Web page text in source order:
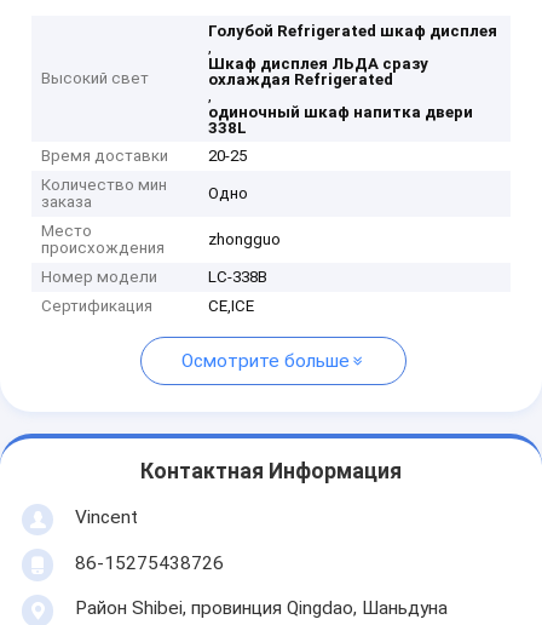
Высокий свет
Голубой Refrigerated шкаф дисплея
,
Шкаф дисплея ЛЬДА сразу
охлаждая Refrigerated
,
одиночный шкаф напитка двери
338L
Время доставки
20-25
Количество мин
заказа
Одно
Место
происхождения
zhongguo
Номер модели
LC-338B
Сертификация
CE,ICE
Осмотрите больше
Контактная Информация
Vincent
86-15275438726
Район Shibei, провинция Qingdao, Шаньдуна